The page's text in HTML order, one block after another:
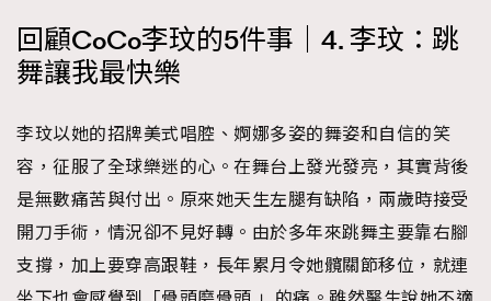
TRENDING
AFrenchMind
DressLikeAParisienne
EmpowerF
FashionWeek FigaroAesthetic
回顧CoCo李玟的5件事｜4. 李玟：跳
舞讓我最快樂
李玟以她的招牌美式唱腔、婀娜多姿的舞姿和自信的笑
容，征服了全球樂迷的心。在舞台上發光發亮，其實背後
是無數痛苦與付出。原來她天生左腿有缺陷，兩歲時接受
開刀手術，情況卻不見好轉。由於多年來跳舞主要靠右腳
支撐，加上要穿高跟鞋，長年累月令她髖關節移位，就連